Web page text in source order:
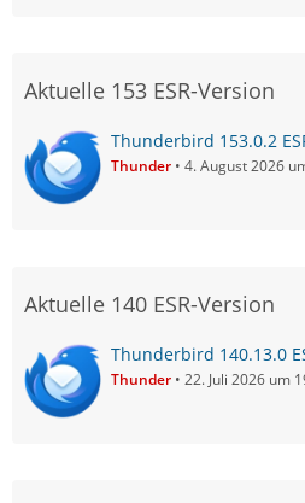
Aktuelle 153 ESR-Version
Thunderbird 153.0.2
Thunder 4. August 2026
Aktuelle 140 ESR-Version
Thunderbird 140.13.0
Thunder 22. Juli 2026 um